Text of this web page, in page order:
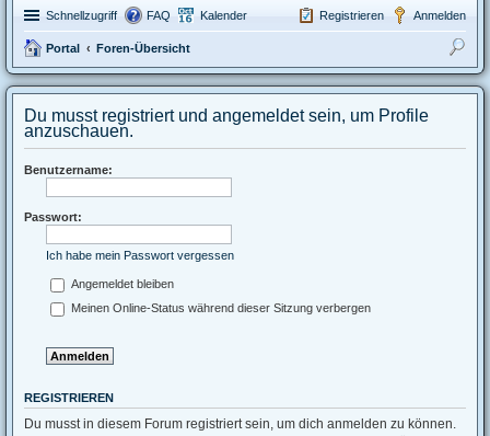
Schnellzugriff FAQ Kalender Anmelden
Registrieren
Portal
Foren-Übersicht
uc
Du musst registriert und angemeldet sein, um Profile
anzuschauen.
Benutzername:
Passwort:
Ich habe mein Passwort vergessen
Angemeldet bleiben
Meinen Online-Status während dieser Sitzung verbergen
REGISTRIEREN
Du musst in diesem Forum registriert sein, um dich anmelden zu können.